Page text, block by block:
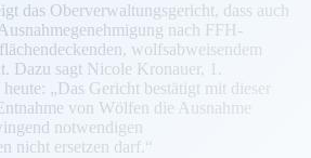
das Oberverwaltungsgericht, dass auch
nach FFH-
wolfsabweisendem
Dazu sagt Nicole Kronauer, 1.
„Das Gericht bestätigt mit dieser
von Wölfen die Ausnahme
notwendigen
nicht ersetzen darf.“